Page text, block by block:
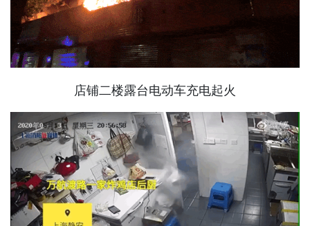
店铺二楼露台电动车充电起火